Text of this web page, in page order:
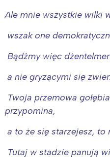
Ale mnie wszystkie wilki
wszak one
Bądźmy więc
a nie gryzącymi się
Twoja przemowa
przypomina,
a to że się starzejesz, to
Tutaj w stadzie panują